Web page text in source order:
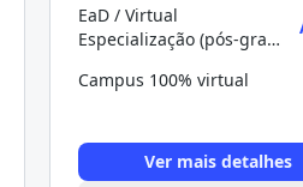
EaD / Virtual
Especialização (pós-graduação)
Campus 100% virtual
Ver mais detalhes